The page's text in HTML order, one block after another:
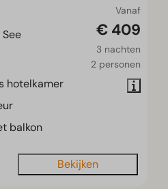
Vanaf
€ 409
3 nachten
2 personen
hotelkamer
balkon
Bekijken